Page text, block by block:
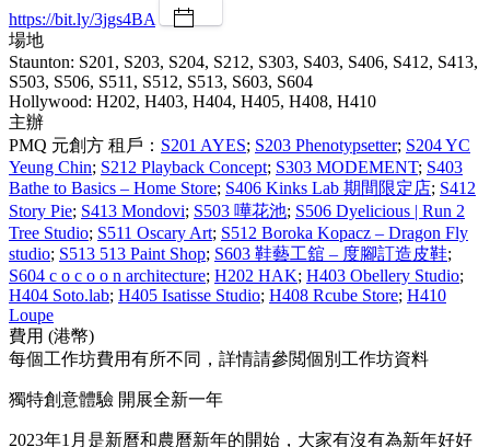
https://bit.ly/3jgs4BA
場地
Staunton: S201, S203, S204, S212, S303, S403, S406, S412, S413,
S503, S506, S511, S512, S513, S603, S604
Hollywood: H202, H403, H404, H405, H408, H410
主辦
PMQ 元創方 租戶： S201 AYES; S203 Phenotypsetter; S204 YC
Yeung Chin; S212 Playback Concept; S303 MODEMENT; S403
Bathe to Basics – Home Store; S406 Kinks Lab 期間限定店; S412
Story Pie; S413 Mondovi; S503 嘩花池; S506 Dyelicious | Run 2
Tree Studio; S511 Oscary Art; S512 Boroka Kopacz – Dragon Fly
studio; S513 513 Paint Shop; S603 鞋藝工舘 – 度腳訂造皮鞋;
S604 c o c o o n architecture; H202 HAK; H403 Obellery Studio;
H404 Soto.lab; H405 Isatisse Studio; H408 Rcube Store; H410
Loupe
費用 (港幣)
每個工作坊費用有所不同，詳情請參閲個別工作坊資料
獨特創意體驗 開展全新一年
2023年1月是新曆和農曆新年的開始，大家有沒有為新年好好